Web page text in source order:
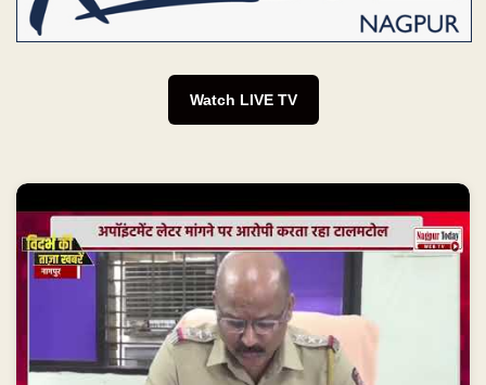
Watch LIVE TV